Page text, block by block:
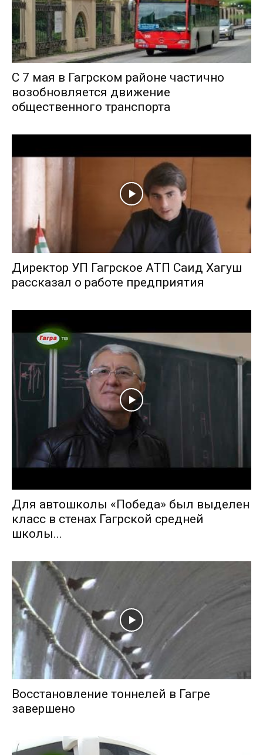
С 7 мая в Гагрском районе частично
возобновляется движение
общественного транспорта
Директор УП Гагрское АТП Саид Хагуш
рассказал о работе предприятия
Для автошколы «Победа» был выделен
класс в стенах Гагрской средней
школы...
Восстановление тоннелей в Гагре
завершено